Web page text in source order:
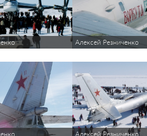
Алексей Резниченко
Алексей Резниченко